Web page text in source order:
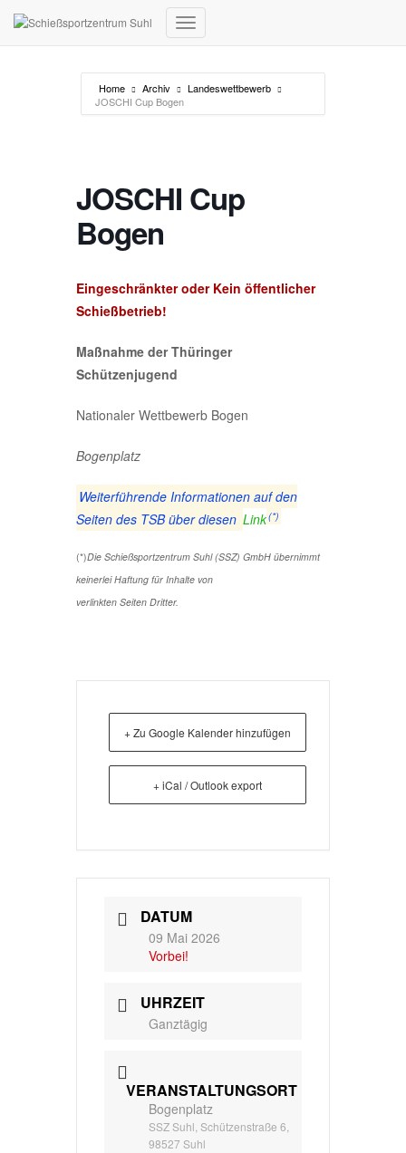
Navigation umschalten
Home Archiv
Landeswettbewerb
JOSCHI Cup Bogen
JOSCHI Cup
Bogen
Eingeschränkter oder Kein öffentlicher
Schießbetrieb!
Maßnahme der Thüringer
Schützenjugend
Nationaler Wettbewerb Bogen
Bogenplatz
Weiterführende Informationen auf den
Seiten des TSB über diesen Link(*)
(*)Die Schießsportzentrum Suhl (SSZ) GmbH übernimmt
keinerlei Haftung für Inhalte von
verlinkten Seiten Dritter.
+ Zu Google Kalender hinzufügen
+ iCal / Outlook export
DATUM
09 Mai 2026
Vorbei!
UHRZEIT
Ganztägig
VERANSTALTUNGSORT
Bogenplatz
SSZ Suhl, Schützenstraße 6,
98527 Suhl